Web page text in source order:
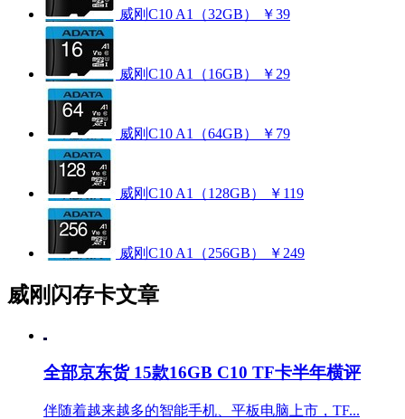
威刚C10 A1（32GB） ￥39
威刚C10 A1（16GB） ￥29
威刚C10 A1（64GB） ￥79
威刚C10 A1（128GB） ￥119
威刚C10 A1（256GB） ￥249
威刚闪存卡文章
全部京东货 15款16GB C10 TF卡半年横评
伴随着越来越多的智能手机、平板电脑上市，TF...